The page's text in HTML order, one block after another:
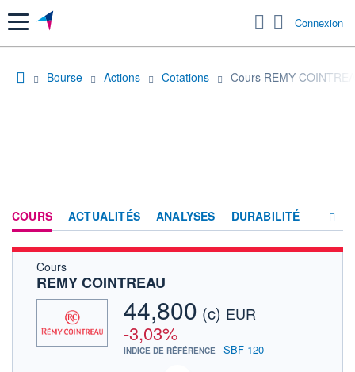
Menu Connexion
Bourse Actions Cotations Cours REMY
COURS ACTUALITÉS ANALYSES DURABILITÉ
PRODUITS DE BOURSE
FORUM
Cours
REMY COINTREAU
44,800 (c) EUR
-3,03%
INDICE DE RÉFÉRENCE SBF 120